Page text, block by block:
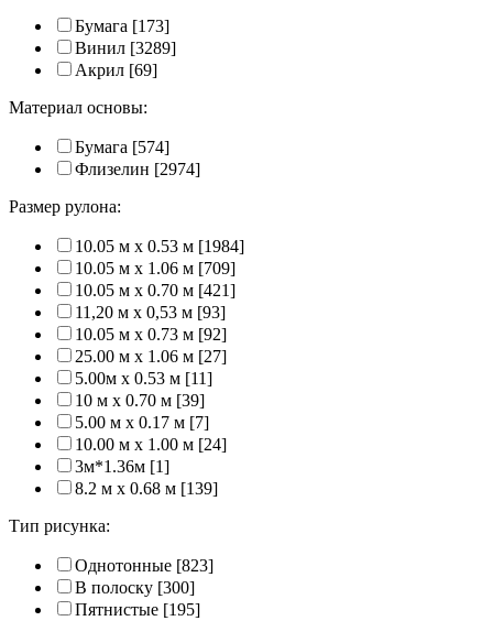
Бумага [173]
Винил [3289]
Акрил [69]
Материал основы:
Бумага [574]
Флизелин [2974]
Размер рулона:
10.05 м x 0.53 м [1984]
10.05 м x 1.06 м [709]
10.05 м x 0.70 м [421]
11,20 м х 0,53 м [93]
10.05 м x 0.73 м [92]
25.00 м x 1.06 м [27]
5.00м x 0.53 м [11]
10 м x 0.70 м [39]
5.00 м x 0.17 м [7]
10.00 м x 1.00 м [24]
3м*1.36м [1]
8.2 м x 0.68 м [139]
Тип рисунка:
Однотонные [823]
В полоску [300]
Пятнистые [195]